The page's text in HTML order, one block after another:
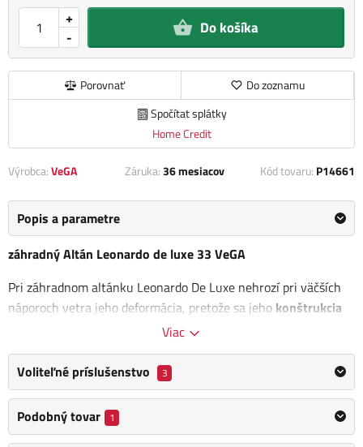
-
+ Do košíka
Porovnať
Do zoznamu
Spočítat splátky
Home Credit
Výrobca:VeGA Záruka:36 mesiacov Kód tovaru: P14661
Popis a parametre
záhradný Altán Leonardo de luxe 33 VeGA
Pri záhradnom altánku Leonardo De Luxe nehrozí pri väčších
náporoch vetra jeho deformácia, pretože sa jeho konštrukcia
skladá z masívnych oceľových trubiek
je ajmoskytiera, ktorá vás ochráni pred dotieravým
hmyzom.Bočnice altánku je možné uzavrieť. V streche je
umiestnený ventilačný otvor
Béžová látková strieškadobre odráža teplo a slnečné lúče, je
Viac
Voliteľné príslušenstvo 3
Podobný tovar 1